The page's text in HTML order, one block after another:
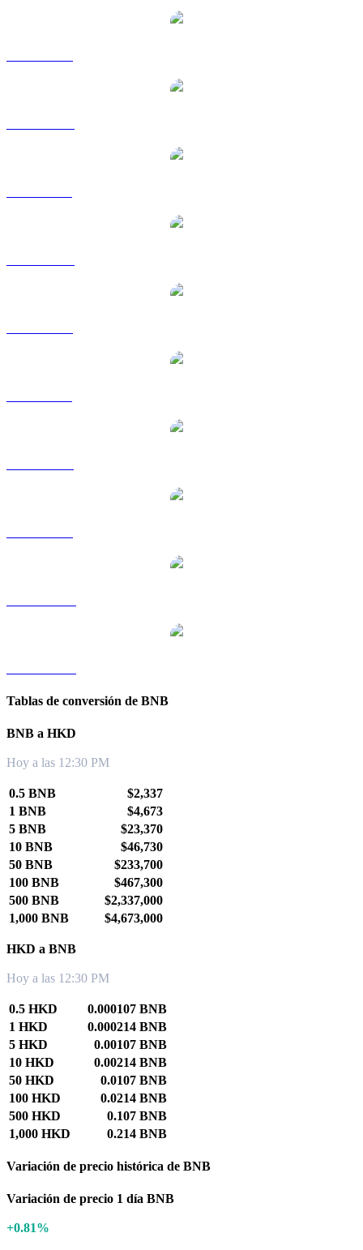
Tablas de conversión de BNB
BNB a HKD
Hoy a las 12:30 PM
0.5 BNB
$2,337
1 BNB
$4,673
5 BNB
$23,370
10 BNB
$46,730
50 BNB
$233,700
100 BNB
$467,300
500 BNB
$2,337,000
1,000 BNB
$4,673,000
HKD a BNB
Hoy a las 12:30 PM
0.5 HKD
0.000107 BNB
1 HKD
0.000214 BNB
5 HKD
0.00107 BNB
10 HKD
0.00214 BNB
50 HKD
0.0107 BNB
100 HKD
0.0214 BNB
500 HKD
0.107 BNB
1,000 HKD
0.214 BNB
Variación de precio histórica de BNB
Variación de precio 1 día BNB
+0.81%